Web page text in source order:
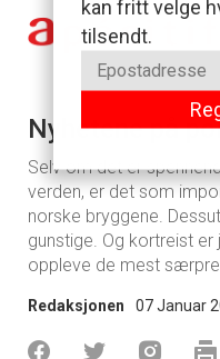
Nyhetene på
Selv om det er
verden, er det som
norske bryggene.
gunstige. Og kortreist
oppleve de mest
Redaksjonen 07 Januar